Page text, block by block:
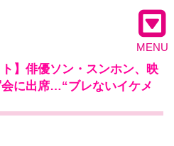
MENU
】俳優ソン・スンホン、映
に出席…“ブレないイケメ